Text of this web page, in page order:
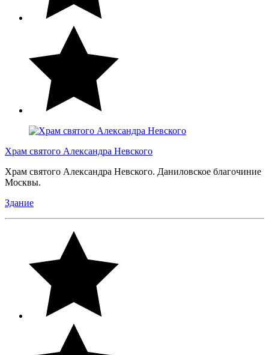
Храм святого Александра Невского
Храм святого Александра Невского. Даниловское благочиние
Москвы.
Здание